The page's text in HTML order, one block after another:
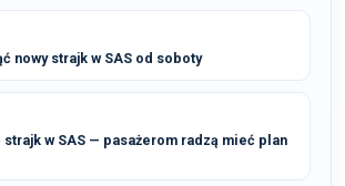
nowy strajk w SAS od soboty
w SAS — pasażerom radzą mieć plan